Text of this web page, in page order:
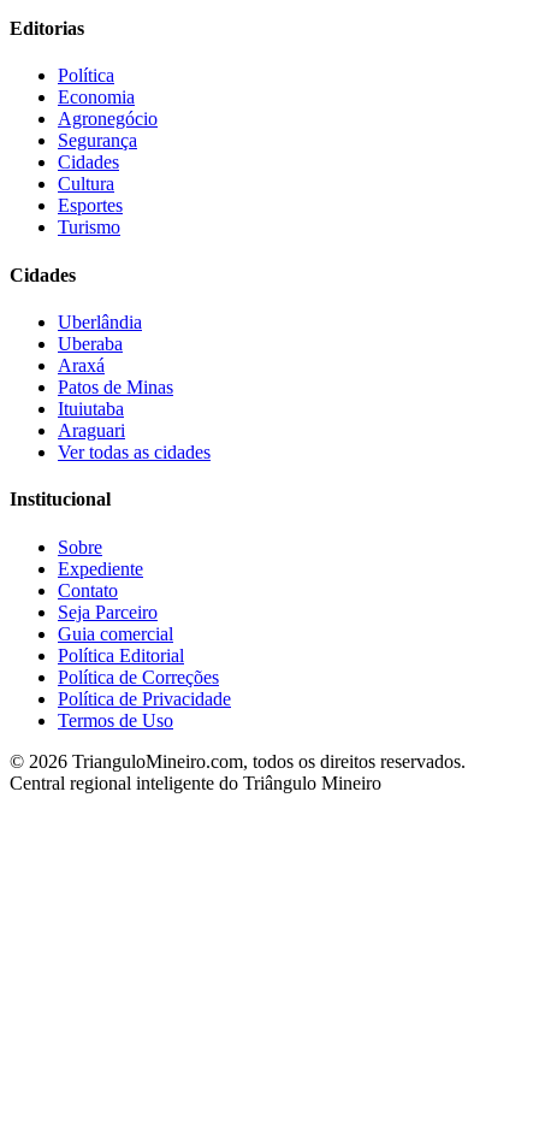
Editorias
Política
Economia
Agronegócio
Segurança
Cidades
Cultura
Esportes
Turismo
Cidades
Uberlândia
Uberaba
Araxá
Patos de Minas
Ituiutaba
Araguari
Ver todas as cidades
Institucional
Sobre
Expediente
Contato
Seja Parceiro
Guia comercial
Política Editorial
Política de Correções
Política de Privacidade
Termos de Uso
© 2026 TrianguloMineiro.com, todos os direitos reservados.
Central regional inteligente do Triângulo Mineiro